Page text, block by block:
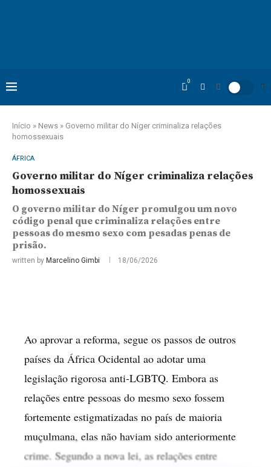
0
Início » News » Governo militar do Níger criminaliza relações
homossexuais
ÁFRICA
Governo militar do Níger criminaliza relações
homossexuais
O governo militar do Níger promulgou um novo
código penal que criminaliza relações entre
pessoas do mesmo sexo com pesadas penas de
prisão.
written by Marcelino Gimbi 18/06/2026
Ao aprovar a reforma, segue os passos de outros
países da África Ocidental ao adotar uma
legislação rigorosa anti-LGBTQ. Embora as
relações entre pessoas do mesmo sexo fossem
fortemente estigmatizadas no país de maioria
muçulmana, elas não haviam sido anteriormente
crime. Segundo a nova lei, as relações entre